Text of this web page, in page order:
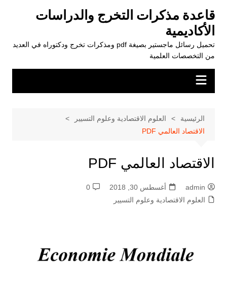
المحتوى
قاعدة مذكرات التخرج والدراسات
الأكاديمية
تحميل رسائل ماجستير بصيغة pdf ومذكرات تخرج ودكتوراه في العديد
من التخصصات العلمية
الرئيسية
العلوم الاقتصادية وعلوم التسيير
الاقتصاد العالمي PDF
الاقتصاد العالمي PDF
admin أغسطس 30, 2018
0
العلوم الاقتصادية وعلوم التسيير